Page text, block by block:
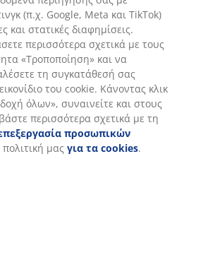
τμχ
+3
συγκεκριμένο όραμα για τον
έχετε επίσης την ευκαιρία να
σας σύνολο από μεμονωμένα έπιπλα
καρέκλες κήπου και τραπέζια
να διαμορφώσετε ένα
από μονάδες σαλονιού
(π.χ. Google, Meta και TikTok)
και στατικές διαφημίσεις.
περισσότερα σχετικά με τους
«Τροποποίηση» και να
τη συγκατάθεσή σας
του cookie. Κάνοντας κλικ
όλων», συναινείτε και στους
περισσότερα σχετικά με τη
προσωπικών
μας για τα cookies.